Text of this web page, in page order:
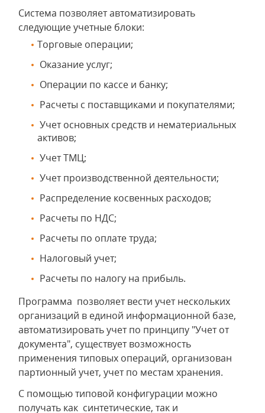
Система позволяет автоматизировать
следующие учетные блоки:
Торговые операции;
Оказание услуг;
Операции по кассе и банку;
Расчеты с поставщиками и покупателями;
Учет основных средств и нематериальных
активов;
Учет ТМЦ;
Учет производственной деятельности;
Распределение косвенных расходов;
Расчеты по НДС;
Расчеты по оплате труда;
Налоговый учет;
Расчеты по налогу на прибыль.
Программа позволяет вести учет нескольких
организаций в единой информационной базе,
автоматизировать учет по принципу "Учет от
документа", существует возможность
применения типовых операций, организован
партионный учет, учет по местам хранения.
С помощью типовой конфигурации можно
получать как синтетические, так и